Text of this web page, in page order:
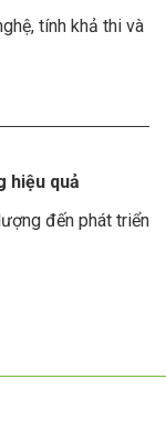
tính khả thi và
hiệu quả
đến phát triển